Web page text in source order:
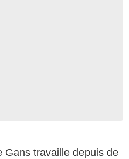
Gans travaille depuis de